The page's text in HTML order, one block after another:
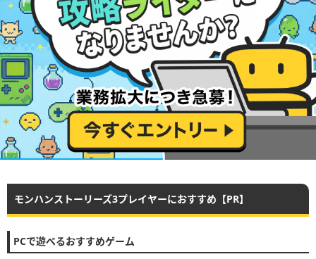
モンハンストーリーズ3プレイヤーにおすすめ【PR】
PCで遊べるおすすめゲーム